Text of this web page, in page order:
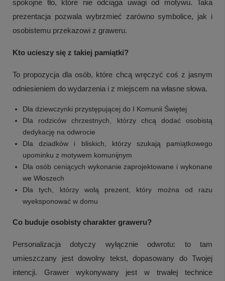
spokojne tło, które nie odciąga uwagi od motywu. Taka
prezentacja pozwala wybrzmieć zarówno symbolice, jak i
osobistemu przekazowi z graweru.
Kto ucieszy się z takiej pamiątki?
To propozycja dla osób, które chcą wręczyć coś z jasnym
odniesieniem do wydarzenia i z miejscem na własne słowa.
Dla dziewczynki przystępującej do I Komunii Świętej
Dla rodziców chrzestnych, którzy chcą dodać osobistą
dedykację na odwrocie
Dla dziadków i bliskich, którzy szukają pamiątkowego
upominku z motywem komunijnym
Dla osób ceniących wykonanie zaprojektowane i wykonane
we Włoszech
Dla tych, którzy wolą prezent, który można od razu
wyeksponować w domu
Co buduje osobisty charakter graweru?
Personalizacja dotyczy wyłącznie odwrotu: to tam
umieszczany jest dowolny tekst, dopasowany do Twojej
intencji. Grawer wykonywany jest w trwałej technice